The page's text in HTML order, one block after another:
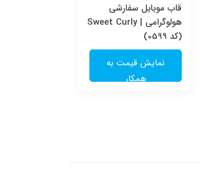
قاب موبایل سفارشی
هولوگرامی | Sweet Curly
(کد 0599)
نمایش قیمت به
همکار